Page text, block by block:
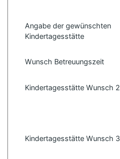
Angabe der gewünschten
Kindertagesstätte
Wunsch Betreuungszeit
Kindertagesstätte Wunsch 2
Kindertagesstätte Wunsch 3